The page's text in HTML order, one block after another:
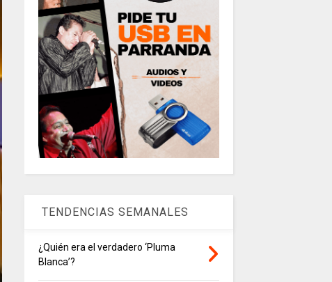
TENDENCIAS SEMANALES
¿Quién era el verdadero ‘Pluma
Blanca’?